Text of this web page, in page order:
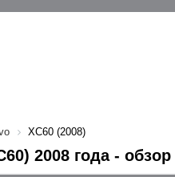
XC60 (2008)
2008 года -